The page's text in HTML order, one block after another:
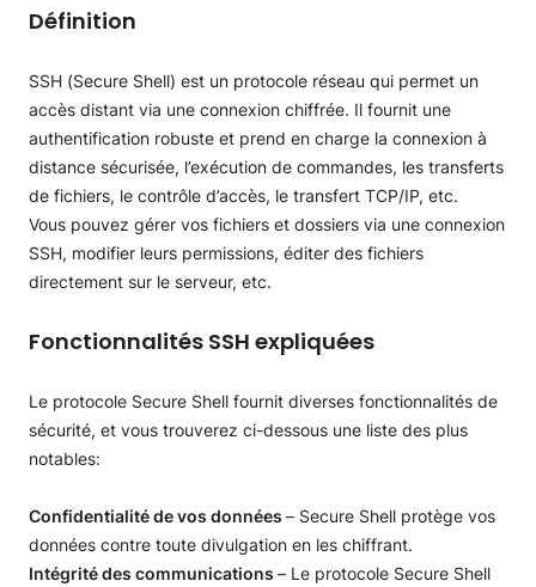
Définition
SSH (Secure Shell) est un protocole réseau qui permet un
accès distant via une connexion chiffrée. Il fournit une
authentification robuste et prend en charge la connexion à
distance sécurisée, l’exécution de commandes, les transferts
de fichiers, le contrôle d’accès, le transfert TCP/IP, etc.
Vous pouvez gérer vos fichiers et dossiers via une connexion
SSH, modifier leurs permissions, éditer des fichiers
directement sur le serveur, etc.
Fonctionnalités SSH expliquées
Le protocole Secure Shell fournit diverses fonctionnalités de
sécurité, et vous trouverez ci-dessous une liste des plus
notables:
Confidentialité de vos données – Secure Shell protège vos
données contre toute divulgation en les chiffrant.
Intégrité des communications – Le protocole Secure Shell